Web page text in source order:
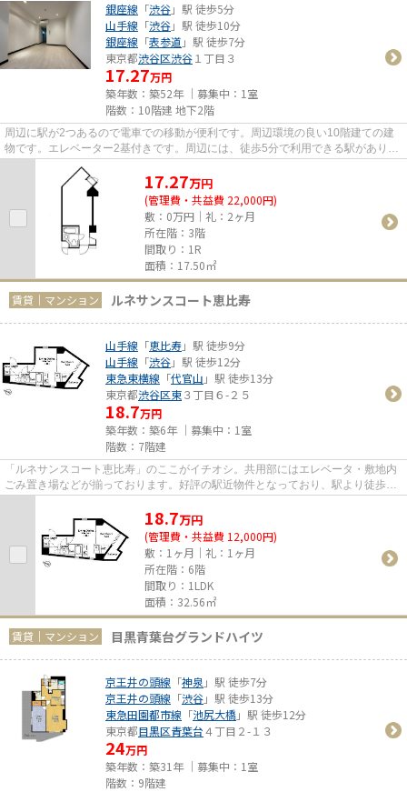
銀座線 「渋谷」駅 徒歩5分
山手線 「渋谷」駅 徒歩10分
銀座線 「表参道 」駅 徒歩7分
東京都渋谷区渋谷１丁目３
17.27万円
築年数：築52年 ｜募集中： 1室
階数：10階建 地下2階
周辺に駅が2つあるので電車での移動が便利です。周辺環境の良い10階建ての建
物です。エレベーター2基付きです。周辺には、徒歩5分で利用できる駅がありま
17.27万円
(管理費・共益費 22,000円)
敷：0万円｜礼：2ヶ月
所在階：3階
間取り：1R
面積：17.50㎡
賃貸｜マンション ルネサンスコート恵比寿
山手線 「恵比寿」駅 徒歩9分
山手線 「渋谷」駅 徒歩12分
東急東横線 「代官山 」駅 徒歩13分
東京都渋谷区東３丁目６-２５
18.7万円
築年数：築6年 ｜募集中： 1室
階数：7階建
「ルネサンスコート恵比寿」のここがイチオシ。共用部にはエレベータ・敷地内
ごみ置き場などが揃っております。好評の駅近物件となっており、駅より徒歩9
18.7万円
(管理費・共益費 12,000円)
敷：1ヶ月｜礼：1ヶ月
所在階：6階
間取り：1LDK
面積：32.56㎡
賃貸｜マンション 目黒青葉台グランドハイツ
京王井の頭線 「神泉 」駅 徒歩7分
京王井の頭線 「渋谷」駅 徒歩13分
東急田園都市線 「池尻大橋」駅 徒歩12分
東京都目黒区青葉台４丁目２-１３
24万円
築年数：築31年 ｜募集中： 1室
階数：9階建